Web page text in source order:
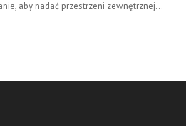
aby nadać przestrzeni zewnętrznej...